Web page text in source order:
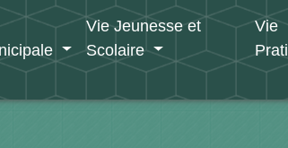
Vie Jeunesse et
Scolaire
Vie